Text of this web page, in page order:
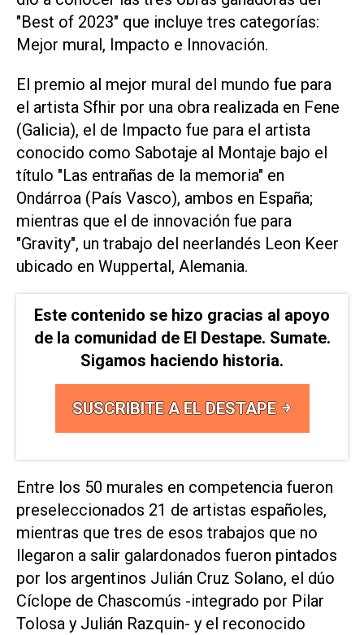
"Best of 2023" que incluye tres categorías:
Mejor mural, Impacto e Innovación.
El premio al mejor mural del mundo fue para
el artista Sfhir por una obra realizada en Fene
(Galicia), el de Impacto fue para el artista
conocido como Sabotaje al Montaje bajo el
título "Las entrañas de la memoria" en
Ondárroa (País Vasco), ambos en España;
mientras que el de innovación fue para
"Gravity", un trabajo del neerlandés Leon Keer
ubicado en Wuppertal, Alemania.
Este contenido se hizo gracias al apoyo
de la comunidad de El Destape. Sumate.
Sigamos haciendo historia.
SUSCRIBITE A EL DESTAPE
Entre los 50 murales en competencia fueron
preseleccionados 21 de artistas españoles,
mientras que tres de esos trabajos que no
llegaron a salir galardonados fueron pintados
por los argentinos Julián Cruz Solano, el dúo
Cíclope de Chascomús -integrado por Pilar
Tolosa y Julián Razquin- y el reconocido